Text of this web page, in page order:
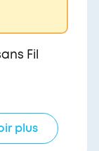
upcy
Fil
plus